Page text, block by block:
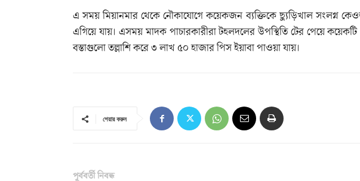
এ সময় মিয়ানমার থেকে নৌকাযোগে কয়েকজন ব্যক্তিকে ছ্যুড়িখাল সংলগ্ন
এগিয়ে যায়। এসময় মাদক পাচারকারীরা টহলদলের উপস্থিতি টের পেয়ে কয়েকটি
বস্তাগুলো তল্লাশি করে ৩ লাখ ৫০ হাজার পিস ইয়াবা পাওয়া যায়।
শেয়ার করুন
পূর্ববর্তী নিবন্ধ